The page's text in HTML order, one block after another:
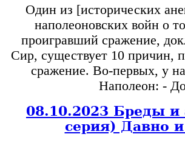
Один из [исторических
наполеоновских войн о
проигравший сражение,
Сир, существует 10 причин,
сражение. Во-первых, у
Наполеон: -
08.10.2023 Бреды и
серия) Давно